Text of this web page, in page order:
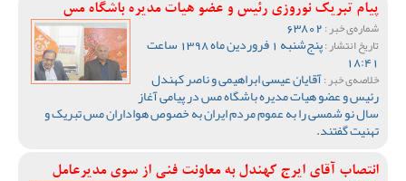
پیام تبریک نوروزی رئیس و عضو هیات مدیره باشگاه مس
شماره‌ی خبر :
تاریخ انتشار : پنج‌شنبه 1 فروردین ماه 1398 ساعت
18:41
خلاصه‌ی خبر :آقایان عیسی ابراهیمی و ناصر کهندل
رئیس و عضو هیات مدیره باشگاه مس در پیامی آغاز
سال نو شمسی را به عموم مردم ایران به خصوص هواداران مس تبریک و
تهنیت گفتند.
انتصاب آقای ایرج کهندل به معاونت فنی از سوی مدیرعامل